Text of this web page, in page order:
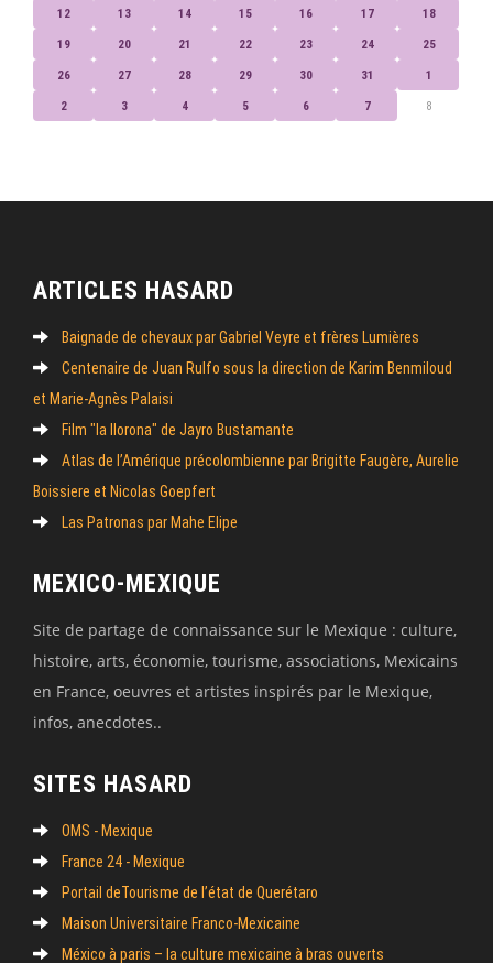
12 13 14 15 16 17 18
19 20 21 22 23 24 25
26 27 28 29 30 31 1
2 3 4 5 6 7 8
ARTICLES HASARD
Baignade de chevaux par Gabriel Veyre et frères Lumières
Centenaire de Juan Rulfo sous la direction de Karim Benmiloud
et Marie-Agnès Palaisi
Film "la llorona" de Jayro Bustamante
Atlas de l’Amérique précolombienne par Brigitte Faugère, Aurelie
Boissiere et Nicolas Goepfert
Las Patronas par Mahe Elipe
MEXICO-MEXIQUE
Site de partage de connaissance sur le Mexique : culture,
histoire, arts, économie, tourisme, associations, Mexicains
en France, oeuvres et artistes inspirés par le Mexique,
infos, anecdotes..
SITES HASARD
OMS - Mexique
France 24 - Mexique
Portail deTourisme de l’état de Querétaro
Maison Universitaire Franco-Mexicaine
México à paris – la culture mexicaine à bras ouverts